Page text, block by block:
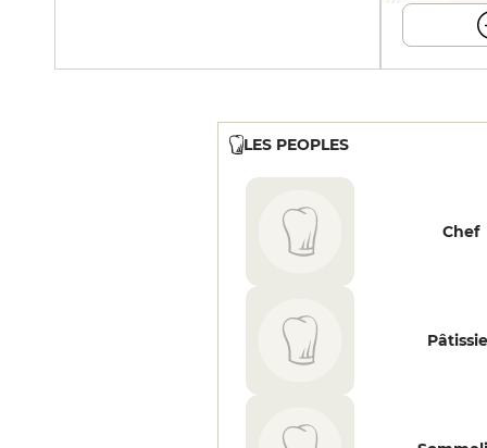
LES PEOPLES
Chef